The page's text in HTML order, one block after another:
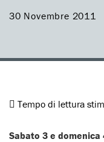
30 Novembre 2011
Tempo di lettura
Sabato 3 e